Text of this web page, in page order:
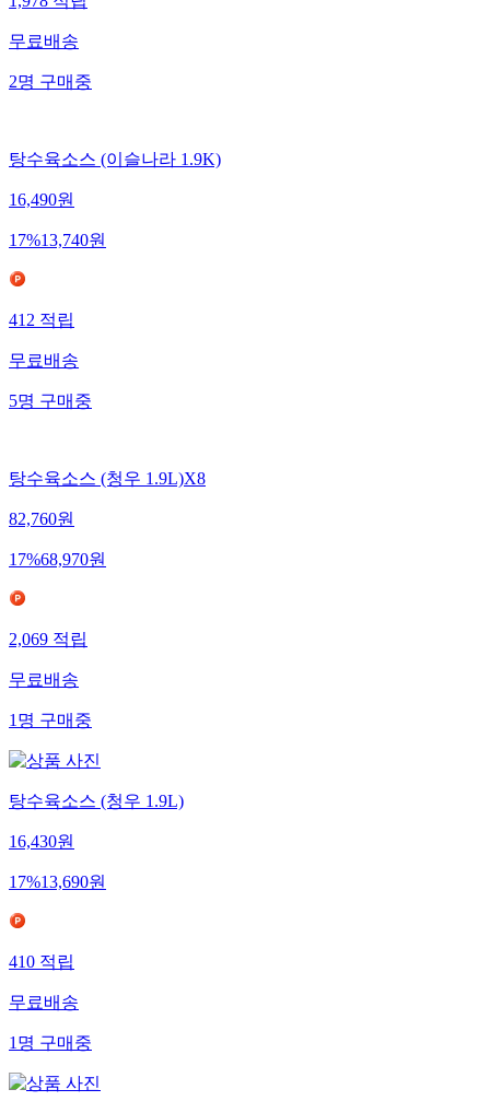
무료배송
2명 구매중
탕수육소스 (이슬나라 1.9K)
16,490원
17%13,740원
412적립
무료배송
5명구매중
탕수육소스 (청우 1.9L)X8
82,760원
17%68,970원
2,069적립
무료배송
1명구매중
탕수육소스 (청우 1.9L)
16,430원
17%13,690원
410적립
무료배송
1명구매중